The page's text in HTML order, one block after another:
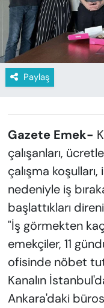
Paylaş
Gazete Emek-
çalışanları,
çalışma
nedeniyle iş
başlattıkları
"İş görmekten
emekçiler, 11
ofisinde nöbet
Kanalın
Ankara'daki
YAZAR KÖŞESİ
SİYASET
VAN VE